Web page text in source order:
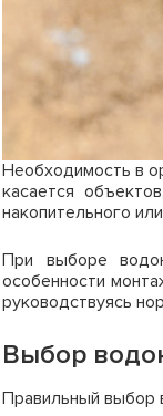
Необходимость в
касается
накопительного
При выборе
особенности
руководствуясь
Выбор
Правильный выбор